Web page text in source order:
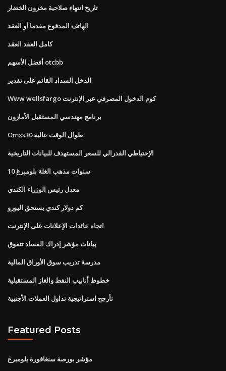
تاريخ انتهاء صلاحية مخزون الخضار
الهاتف المدفوع مقدما أو العقد
كامل العقد العقد
أفضل الأسهم otcbb
الدخل السداد القائم على تقدير
Www wellsfargo كوم الدخول المصرفي عبر الإنترنت
برنامج مهندسي المستقبل الأمازون
Omxs30 طوال الوقت عالية
الإحتياطي الفدرالي للسعر المستهدف للبيانات التاريخية
10 سنوات مذهب الغلة بلومبرغ
معدل رئيس الوزراء الكندي
كم دولار كندي يستحق اليورو
اتجاه عائدات الإعلانات على الإنترنت
بيانات مؤشر إدراك الفساد تتفوق
مدرسة تدريب سوق الأوراق المالية
خطوط أنابيب النفط والغاز المستقبلية
تأرجح استراتيجية تداول العملات الأجنبية
Featured Posts
مؤشر بورصة سنغافورة بلومبرغ